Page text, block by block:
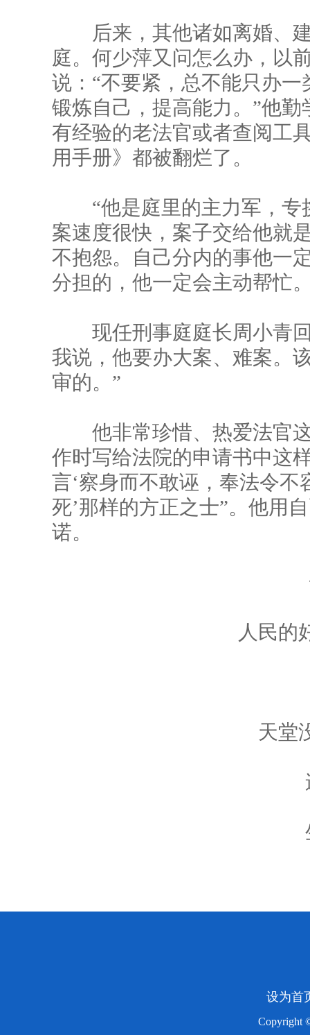
后来，其他诸如离婚、建
庭。何少萍又问怎么办，以
说：“不要紧，总不能只办
锻炼自己，提高能力。”他
有经验的老法官或者查阅工
用手册》都被翻烂了。
“他是庭里的主力军，专
案速度很快，案子交给他就
不抱怨。自己分内的事他一
分担的，他一定会主动帮忙
现任刑事庭庭长周小青回
我说，他要办大案、难案。
审的。”
他非常珍惜、热爱法官这
作时写给法院的申请书中这
言‘察身而不敢诬，奉法令
死’那样的方正之士”。他用
诺。
人民的
天堂没
逝
生
设为首
Copyright